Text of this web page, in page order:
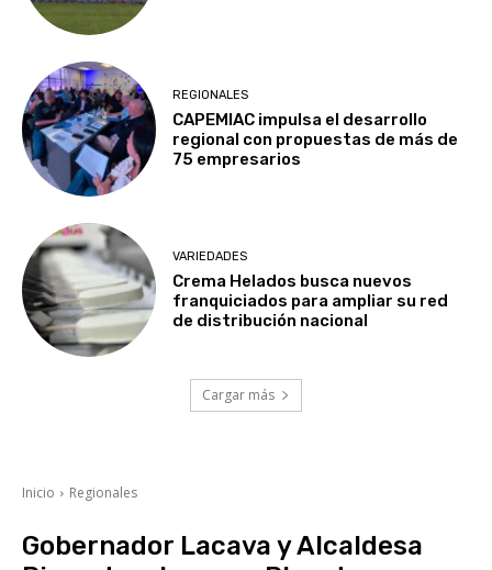
REGIONALES
CAPEMIAC impulsa el desarrollo
regional con propuestas de más de
75 empresarios
VARIEDADES
Crema Helados busca nuevos
franquiciados para ampliar su red
de distribución nacional
Cargar más